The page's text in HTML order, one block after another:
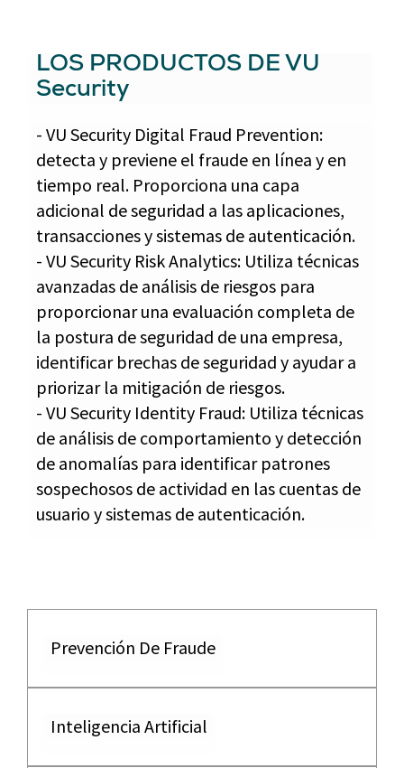
LOS PRODUCTOS DE VU
Security
- VU Security Digital Fraud Prevention:
detecta y previene el fraude en línea y en
tiempo real. Proporciona una capa
adicional de seguridad a las aplicaciones,
transacciones y sistemas de autenticación.
- VU Security Risk Analytics: Utiliza técnicas
avanzadas de análisis de riesgos para
proporcionar una evaluación completa de
la postura de seguridad de una empresa,
identificar brechas de seguridad y ayudar a
priorizar la mitigación de riesgos.
- VU Security Identity Fraud: Utiliza técnicas
de análisis de comportamiento y detección
de anomalías para identificar patrones
sospechosos de actividad en las cuentas de
usuario y sistemas de autenticación.
Prevención De Fraude
Inteligencia Artificial